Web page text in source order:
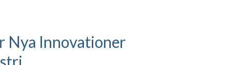
Nya Innovationer